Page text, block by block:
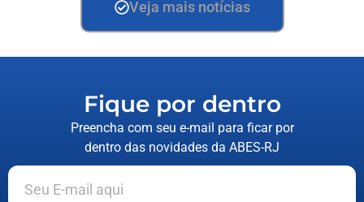
Veja mais notícias
Fique por dentro
Preencha com seu e-mail para ficar por
dentro das novidades da ABES-RJ